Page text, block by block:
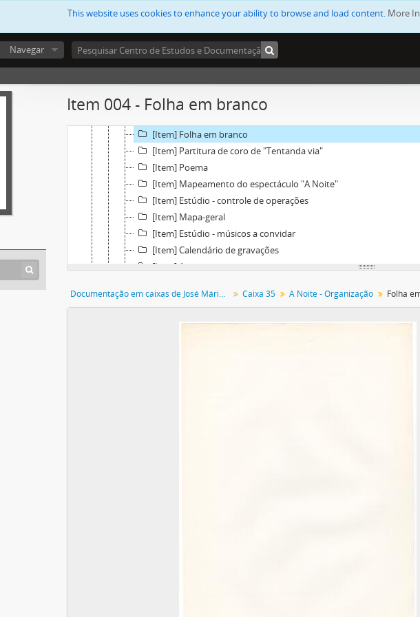
This website uses cookies to enhance your ability to browse and load content. More
Navegar
Item 004 - Folha em branco
[Pasta] Nov. 89 - RTP - Os Sonhos do Joãozinho + Peixes Mosqueteiros
[Pasta] Pasta 7 - António Faria RTP 95
[Pasta] "Quantos é que nós somos?" Disco AA25
[Pasta] A Noite - Organização
[Item] Ficha artística + ficha técnica
[Item] Indicações para coro de palco
[Item] Folha em branco
[Item] Partitura de coro de "Tentanda via"
[Item] Poema
[Item] Mapeamento do espectáculo "A Noite"
[Item] Estúdio - controle de operações
[Item] Mapa-geral
[Item] Estúdio - músicos a convidar
[Item] Calendário de gravações
[Item] Apontamentos
[Item] Alinhamento de canções
Documentação em caixas de José Mário Branco Caixa 35 A Noite - Organização Folha